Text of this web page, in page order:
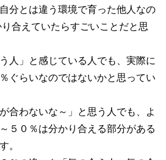
分とは違う環境で育った他人なの
合えていたらすごいことだと思
人」と感じている人でも、実際に
ぐらいなのではないかと思ってい
合わないな～」と思う人でも、よ
５０％は分かり合える部分がある
。